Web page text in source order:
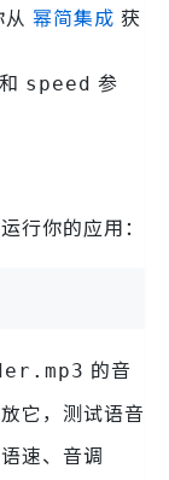
幂简集成 获
和 speed 参
行你的应用：
的音
它，测试语音
速、音调